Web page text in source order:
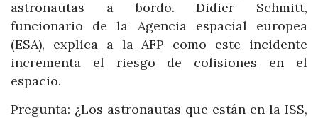
astronautas a bordo. Didier Schmitt,
funcionario de la Agencia espacial europea
(ESA), explica a la AFP como este incidente
incrementa el riesgo de colisiones en el
espacio.
Pregunta: ¿Los astronautas que están en la ISS,